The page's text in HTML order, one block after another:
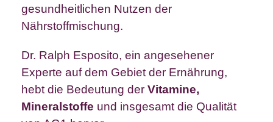
gesundheitlichen Nutzen der
Nährstoffmischung.
Dr. Ralph Esposito, ein angesehener
Experte auf dem Gebiet der Ernährung,
hebt die Bedeutung der Vitamine,
Mineralstoffe und insgesamt die Qualität